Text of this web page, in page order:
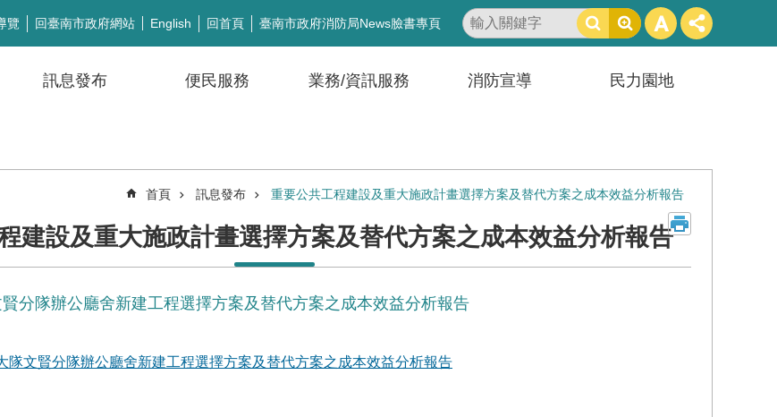
覽 回臺南市政府網站 English 回首頁 臺南市政府消防局News臉書專頁
搜
尋
訊息發布 便民服務 業務/資訊服務 消防宣導 民力園地
首頁 訊息發布 重要公共工程建設及重大施政計畫選擇方案及替代方案之成本效益分析報告
建設及重大施政計畫選擇方案及替代方案之成本效益分析報告
分隊辦公廳舍新建工程選擇方案及替代方案之成本效益分析報告
隊文賢分隊辦公廳舍新建工程選擇方案及替代方案之成本效益分析報告